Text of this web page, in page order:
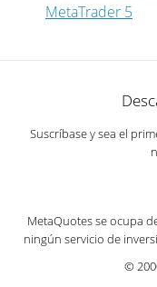
MetaTrader 5
Suscríbase y sea el
MetaQuotes se ocupa
ningún servicio de
©